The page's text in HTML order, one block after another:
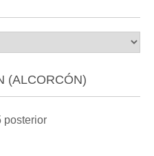
(ALCORCÓN)
posterior